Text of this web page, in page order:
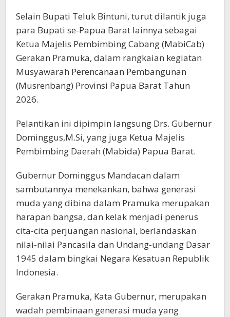
Selain Bupati Teluk Bintuni, turut dilantik juga
para Bupati se-Papua Barat lainnya sebagai
Ketua Majelis Pembimbing Cabang (MabiCab)
Gerakan Pramuka, dalam rangkaian kegiatan
Musyawarah Perencanaan Pembangunan
(Musrenbang) Provinsi Papua Barat Tahun
2026.
Pelantikan ini dipimpin langsung Drs. Gubernur
Dominggus,M.Si, yang juga Ketua Majelis
Pembimbing Daerah (Mabida) Papua Barat.
Gubernur Dominggus Mandacan dalam
sambutannya menekankan, bahwa generasi
muda yang dibina dalam Pramuka merupakan
harapan bangsa, dan kelak menjadi penerus
cita-cita perjuangan nasional, berlandaskan
nilai-nilai Pancasila dan Undang-undang Dasar
1945 dalam bingkai Negara Kesatuan Republik
Indonesia.
Gerakan Pramuka, Kata Gubernur, merupakan
wadah pembinaan generasi muda yang